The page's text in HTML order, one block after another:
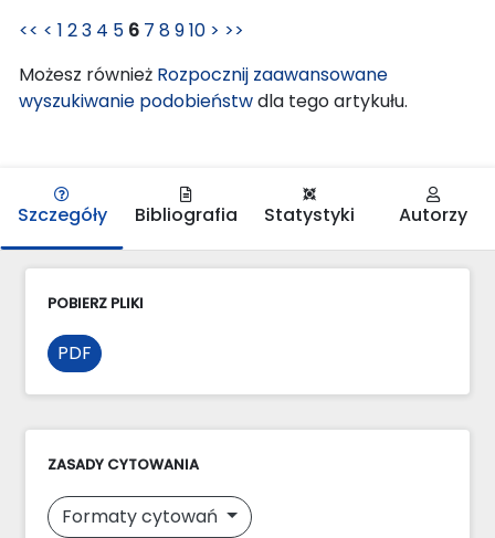
<< < 1 23 4 5 6 7 8910 > >>
Możesz również Rozpocznij zaawansowane
wyszukiwanie podobieństwdla tego artykułu.
Szczegóły Bibliografia Statystyki Autorzy
POBIERZ PLIKI
PDF
ZASADY CYTOWANIA
Formaty cytowań